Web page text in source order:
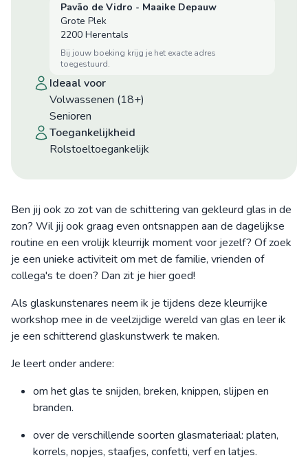
Pavão de Vidro - Maaike Depauw
Grote Plek
2200 Herentals
bij jouw boeking krijg je het exacte adres
toegestuurd.
ideaal voor
Volwassenen (18+)
Senioren
toegankelijkheid
Rolstoeltoegankelijk
Ben jij ook zo zot van de schittering van gekleurd glas in de
zon? Wil jij ook graag even ontsnappen aan de dagelijkse
routine en een vrolijk kleurrijk moment voor jezelf? Of zoek
je een unieke activiteit om met de familie, vrienden of
collega's te doen? Dan zit je hier goed!
Als glaskunstenares neem ik je tijdens deze kleurrijke
workshop mee in de veelzijdige wereld van glas en leer ik
je een schitterend glaskunstwerk te maken.
Je leert onder andere:
om het glas te snijden, breken, knippen, slijpen en
branden.
over de verschillende soorten glasmateriaal: platen,
korrels, nopjes, staafjes, confetti, verf en latjes.